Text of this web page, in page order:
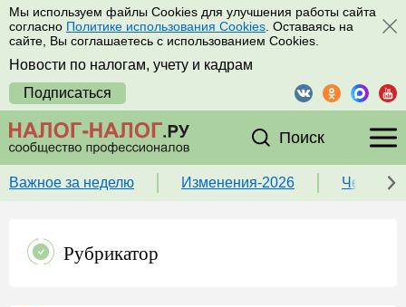
Мы используем файлы Cookies для улучшения работы сайта
согласно Политике использования Cookies . Оставаясь на
сайте, Вы соглашаетесь с использованием Cookies.
Новости по налогам, учету и кадрам
Подписаться
Поиск
Важное за неделю Изменения-2026 Чек-
Рубрикатор